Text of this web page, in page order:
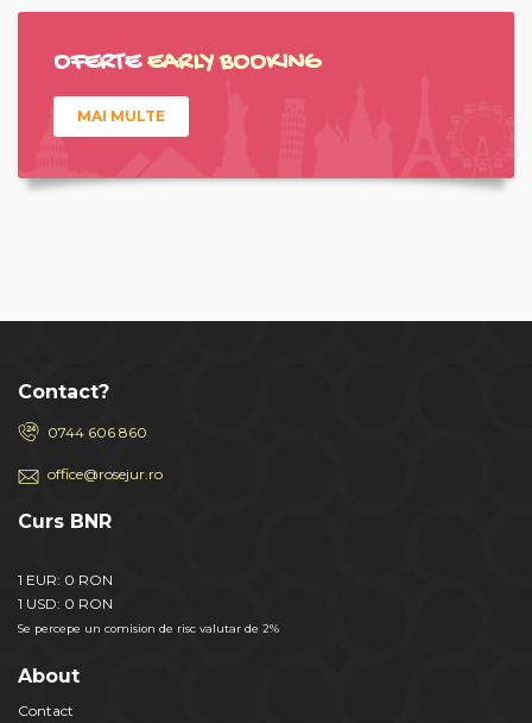
OFERTEEARLY BOOKING
MAI MULTE
Contact?
0744 606 860
office@rosejur.ro
Curs BNR
1 EUR: 0 RON
1 USD: 0 RON
Se percepe un comision de risc valutar de 2%
About
Contact